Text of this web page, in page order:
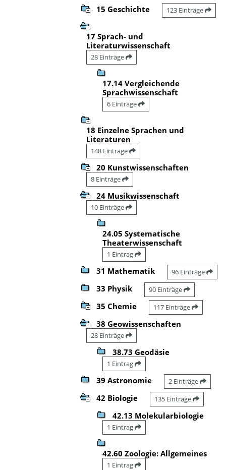
15 Geschichte 123 Einträge
17 Sprach- und
Literaturwissenschaft
28 Einträge
17.14 Vergleichende
Sprachwissenschaft
6 Einträge
18 Einzelne Sprachen und
Literaturen
148 Einträge
20 Kunstwissenschaften
8 Einträge
24 Musikwissenschaft
10 Einträge
24.05 Systematische
Theaterwissenschaft
1 Eintrag
31 Mathematik 96 Einträge
33 Physik 90 Einträge
35 Chemie 117 Einträge
38 Geowissenschaften
28 Einträge
38.73 Geodäsie
1 Eintrag
39 Astronomie 2 Einträge
42 Biologie 135 Einträge
42.13 Molekularbiologie
1 Eintrag
42.60 Zoologie: Allgemeines
1 Eintrag